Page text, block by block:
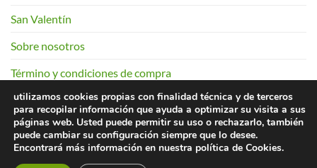
San Valentín
Sobre nosotros
Término y condiciones de compra
956 28 65 07
Copyright 2026 ©
utilizamos cookies propias con finalidad técnica y de terceros
para recopilar información que ayuda a optimizar su visita a sus
páginas web. Usted puede permitir su uso o rechazarlo, también
puede cambiar su configuración siempre que lo desee.
Encontrará más información en nuestra política de Cookies.